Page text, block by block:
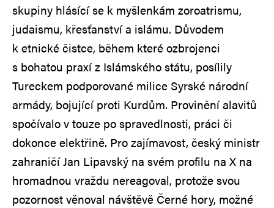
skupiny hlásící se k myšlenkám zoroatrismu,
judaismu, křesťanství a islámu. Důvodem
k etnické čistce, během které ozbrojenci
s bohatou praxí z Islámského státu, posílily
Tureckem podporované milice Syrské národní
armády, bojující proti Kurdům. Provinění alavitů
spočívalo v touze po spravedlnosti, práci či
dokonce elektřině. Pro zajímavost, český ministr
zahraničí Jan Lipavský na svém profilu na X na
hromadnou vraždu nereagoval, protože svou
pozornost věnoval návštěvě Černé hory, možné